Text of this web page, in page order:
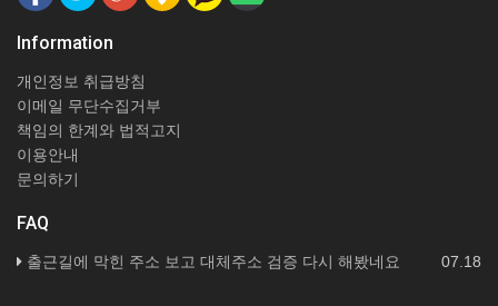
Information
개인정보 취급방침
이메일 무단수집거부
책임의 한계와 법적고지
이용안내
문의하기
FAQ
07.18
출근길에 막힌 주소 보고 대체주소 검증 다시 해봤네요